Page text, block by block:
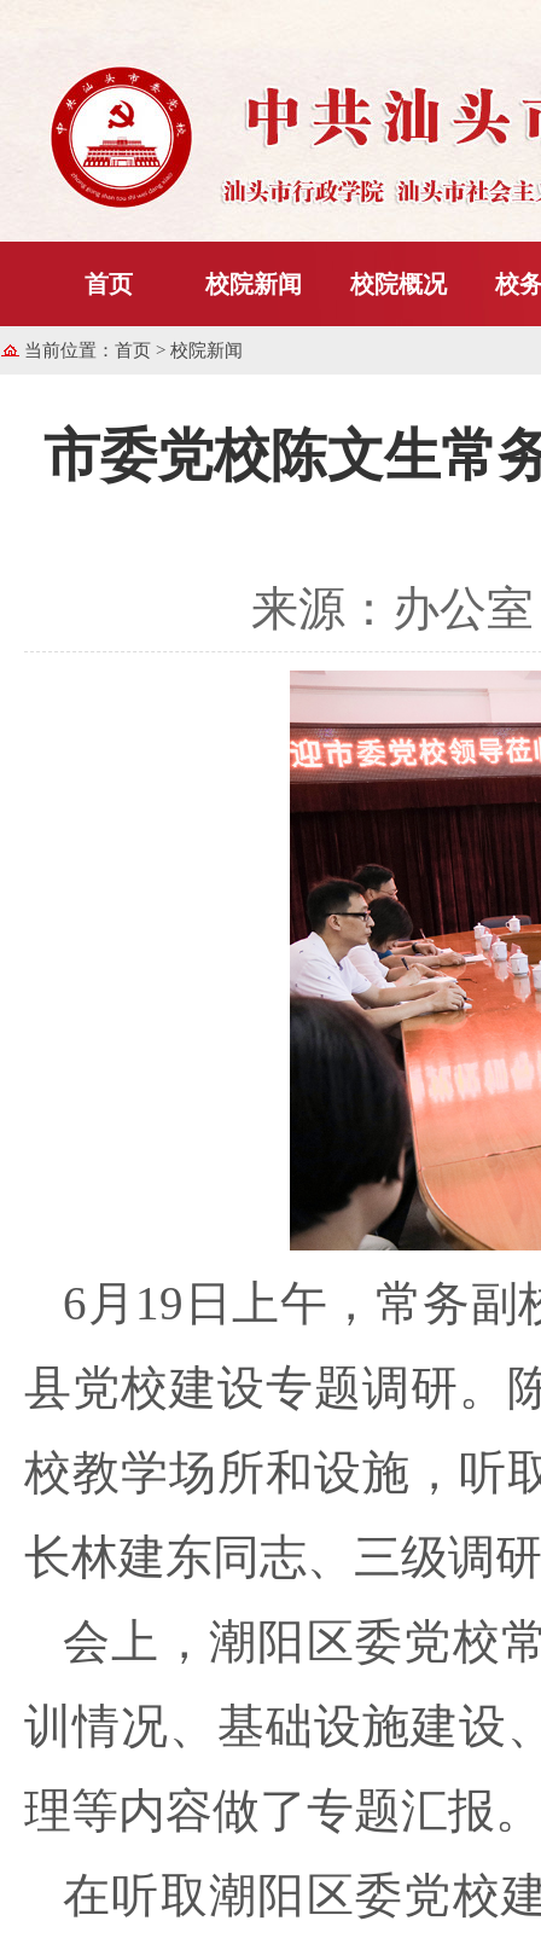
首页 校院新闻 校院概况 校
当前位置： 首页 > 校院新闻
市委党校陈文生常
来源：办
6月19日上午，常务
县党校建设专题调研。
校教学场所和设施，听
长林建东同志、三级调
会上，潮阳区委党校
训情况、基础设施建设
理等内容做了专题汇报。
在听取潮阳区委党校